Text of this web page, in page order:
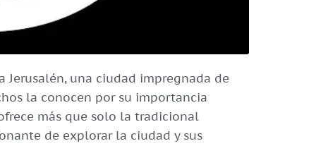
una ciudad impregnada de
la conocen por su importancia
más que solo la tradicional
de explorar la ciudad y sus